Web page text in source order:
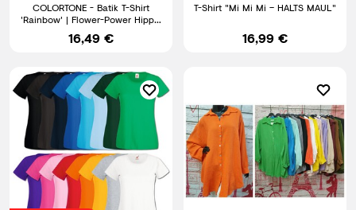
COLORTONE - Batik T-Shirt
'Rainbow' | Flower-Power Hippie
Tie-Dye Unisex bis 5XL
16,49 €
T-Shirt "Mi Mi Mi – HALTS MAUL"
16,99 €